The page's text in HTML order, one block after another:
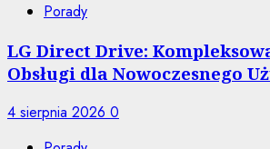
Porady
LG Direct Drive:
Obsługi dla Nowoczesnego
4 sierpnia 2026 0